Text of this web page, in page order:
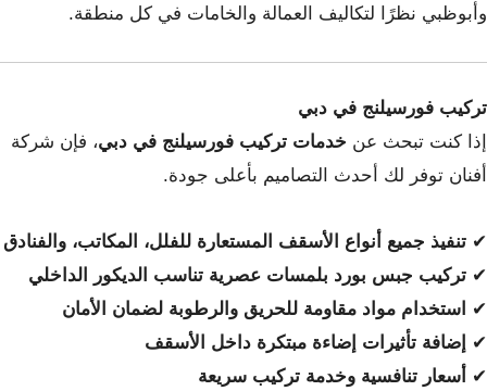
وأبوظبي نظرًا لتكاليف العمالة والخامات في كل منطقة.
تركيب فورسيلنج في دبي
إذا كنت تبحث عن خدمات تركيب فورسيلنج في دبي، فإن شركة
أفنان توفر لك أحدث التصاميم بأعلى جودة.
✔ تنفيذ جميع أنواع الأسقف المستعارة للفلل، المكاتب، والفنادق
✔ تركيب جبس بورد بلمسات عصرية تناسب الديكور الداخلي
✔
استخدام مواد مقاومة للحريق والرطوبة لضمان الأمان
✔
إضافة تأثيرات إضاءة مبتكرة داخل الأسقف
✔
أسعار تنافسية وخدمة تركيب سريعة